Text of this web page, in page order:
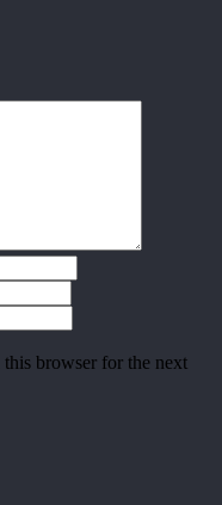
browser for the next